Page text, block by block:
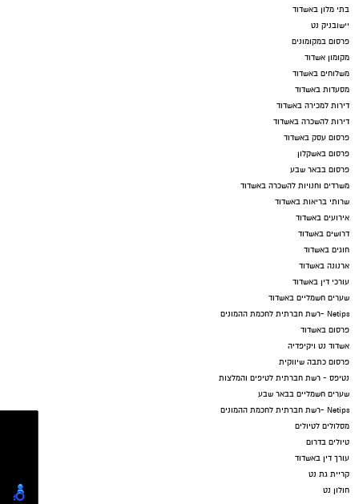
בתי מלון באשדוד
יישובניק נט
פרסום במקומונים
מקומון אשדוד
משלוחים באשדוד
מסעדות באשדוד
דירות למכירה באשדוד
דירות להשכרה באשדוד
פרסום עסק באשדוד
פרסום באשקלון
פרסום בבאר שבע
משרדים וחנויות להשכרה באשדוד
שרותי בריאות באשדוד
אירועים באשדוד
דרושים באשדוד
חוגים באשדוד
ארנונה באשדוד
עורכי דין באשדוד
שערים חשמליים באשדוד
Netips -רשת חברתית לחכמת ההמונים
פרסום באשדוד
אשדוד נט ויקיפדיה
פרסום כתבה שיווקית
נטיפס - רשת חברתית לטיפים והמלצות
שערים חשמליים בבאר שבע
Netips -רשת חברתית לחכמת ההמונים
מסלולים לטיולים
טיולים בדרום
עורך דין באשדוד
קריית גת נט
חולון נט